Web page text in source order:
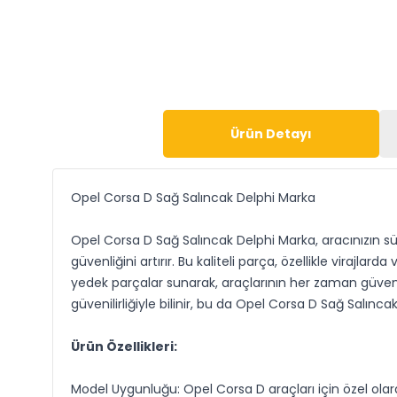
Ürün Detayı
Opel Corsa D Sağ Salıncak Delphi Marka
Opel Corsa D Sağ Salıncak Delphi Marka,
güvenliğini artırır. Bu kaliteli parça, özellikle
yedek parçalar sunarak, araçlarının her zaman
güvenilirliğiyle bilinir, bu da Opel Corsa D Sağ
Ürün Özellikleri:
Model Uygunluğu: Opel Corsa D araçları için özel